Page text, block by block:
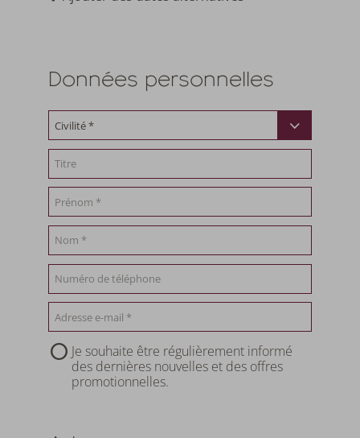
Données personnelles
Je souhaite être régulièrement informé
des dernières nouvelles et des offres
promotionnelles.